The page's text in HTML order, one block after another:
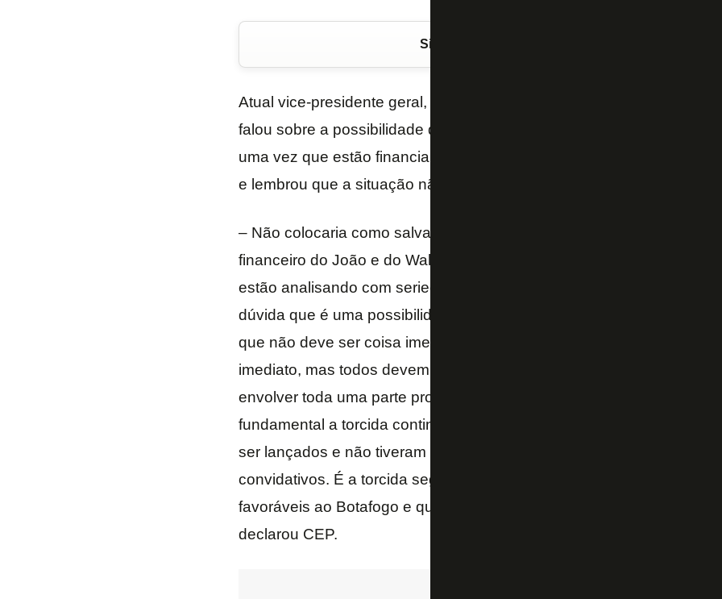
Siga o FogãoNET
Atual vice-presidente geral, Carlos Eduardo Pereira se pronunciou à
falou sobre a possibilidade de os irmãos Moreira Salles investirem
uma vez que estão financiando estudo sobre gestão. O dirigente
e lembrou que a situação não é tão simples.
– Não colocaria como salvação, mas como expectativa. Pessoas do
financeiro do João e do Walter contratarem empresa de grande porte
estão analisando com seriedade e responsabilidade, um ótimo
dúvida que é uma possibilidade. Eles não querem aparecer, têm
que não deve ser coisa imediata, alguns na internet estão tratando
imediato, mas todos devem entender que é negociação,
envolver toda uma parte profissional, não vai acontecer de um dia
fundamental a torcida continuar apoiando, adquirir planos de sócios,
ser lançados e não tiveram boa receptividade, apesar de os preços
convidativos. É a torcida seguir apoiando o clube, todos nós
favoráveis ao Botafogo e que representem recuperação financeira e
declarou CEP.